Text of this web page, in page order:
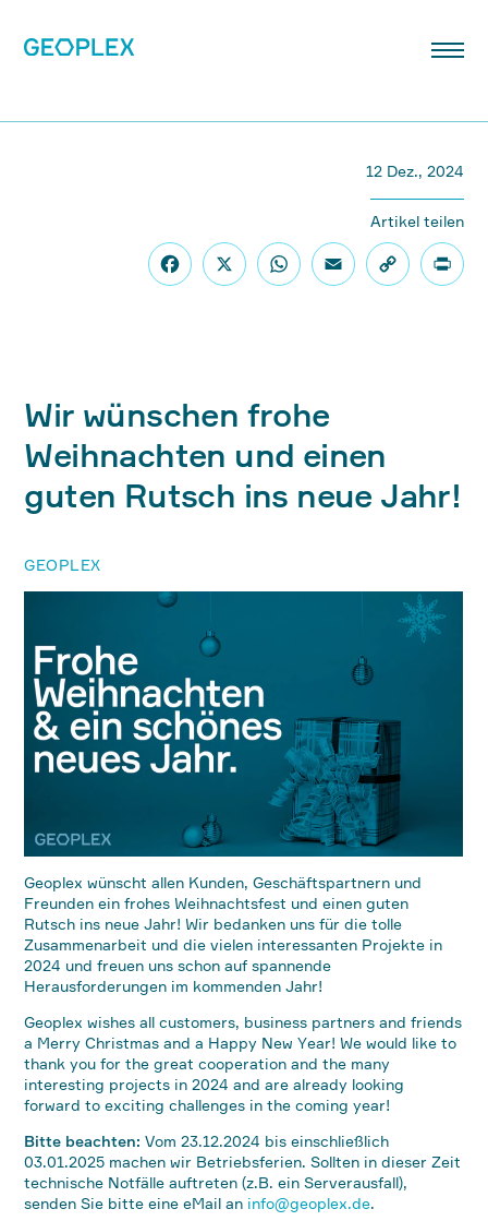
GEOPLEX
Wir wünschen frohe
Weihnachten und einen
guten Rutsch ins neue Jahr!
Geoplex wünscht allen Kunden, Geschäftspartnern und
Freunden ein frohes Weihnachtsfest und einen guten
Rutsch ins neue Jahr! Wir bedanken uns für die tolle
Zusammenarbeit und die vielen interessanten Projekte in
2024 und freuen uns schon auf spannende
Herausforderungen im kommenden Jahr!
Geoplex wishes all customers, business partners and friends
a Merry Christmas and a Happy New Year! We would like to
thank you for the great cooperation and the many
interesting projects in 2024 and are already looking
forward to exciting challenges in the coming year!
Bitte beachten:Vom 23.12.2024 bis einschließlich
03.01.2025 machen wir Betriebsferien. Sollten in dieser Zeit
technische Notfälle auftreten (z.B. ein Serverausfall),
senden Sie bitte eine eMail an info@geoplex.de.
12 Dez., 2024
Artikel teilen